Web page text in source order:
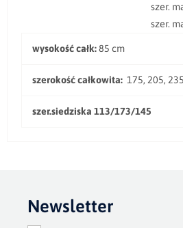
szer. materaca przy
szer. materaca przy
wysokość całk:85 cm
szerokość całkowita: 175, 205,
szer.siedziska 113/173/145
Newsletter